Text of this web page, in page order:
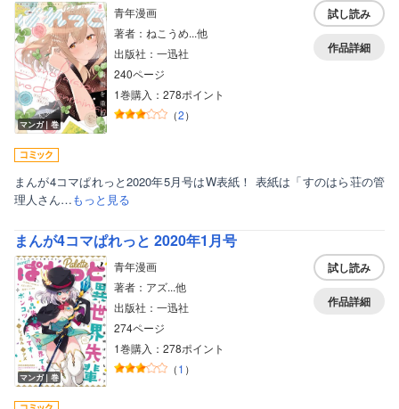
マンガ｜巻
青年漫画
著者：ねこうめ...他
出版社：一迅社
240ページ
1巻購入：278ポイント
（2）
試し読み
作品詳細
まんが4コマぱれっと2020年5月号はW表紙！ 表紙は「すのはら荘の管
理人さん…もっと見る
まんが4コマぱれっと 2020年1月号
マンガ｜巻
青年漫画
著者：アズ...他
出版社：一迅社
274ページ
1巻購入：278ポイント
（1 ）
試し読み
作品詳細
ティーンズラブ
美女・美少女
女性写真集